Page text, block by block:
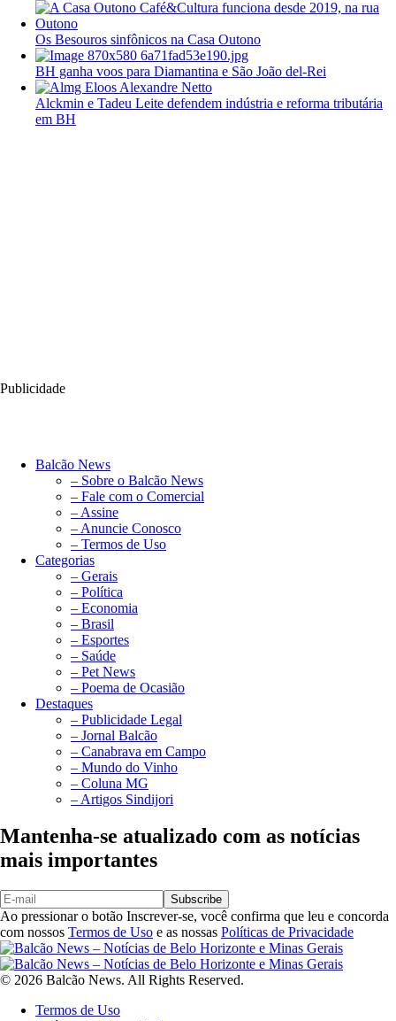
Os Besouros sinfônicos na Casa Outono
BH ganha voos para Diamantina e São João del-Rei
Alckmin e Tadeu Leite defendem indústria e reforma tributária
em BH
Publicidade
Balcão News
– Sobre o Balcão News
– Fale com o Comercial
– Assine
– Anuncie Conosco
– Termos de Uso
Categorias
– Gerais
– Política
– Economia
– Brasil
– Esportes
– Saúde
– Pet News
– Poema de Ocasião
Destaques
– Publicidade Legal
– Jornal Balcão
– Canabrava em Campo
– Mundo do Vinho
– Coluna MG
– Artigos Sindijori
Mantenha-se atualizado com as notícias
mais importantes
Subscribe
Ao pressionar o botão Inscrever-se, você confirma que leu e concorda
com nossos Termos de Uso e as nossas Políticas de Privacidade
© 2026 Balcão News. All Rights Reserved.
Termos de Uso